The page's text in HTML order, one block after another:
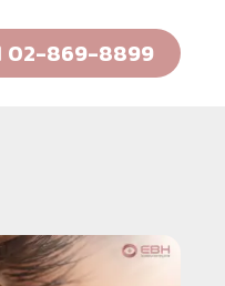
02-869-8899